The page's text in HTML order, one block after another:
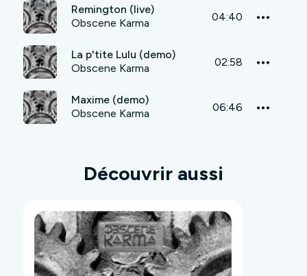
Remington (live)
Obscene Karma
04:40
La p'tite Lulu (demo)
Obscene Karma
02:58
Maxime (demo)
Obscene Karma
06:46
Découvrir aussi